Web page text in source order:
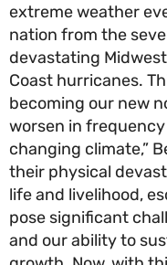
extreme
nation from the
devastating
Coast
becoming our
worsen in
changing
their physical
life and
pose significant
and our ability to